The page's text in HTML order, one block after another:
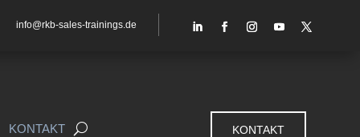
info@rkb-sales-trainings.de
KONTAKT KONTAKT